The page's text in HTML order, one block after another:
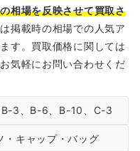
相場を反映させて買取さ
掲載時の相場での人気ア
す。買取価格に関しては
気軽にお問い合わせくだ
3、B-6、B-10、C-3
・キャップ・バッグ